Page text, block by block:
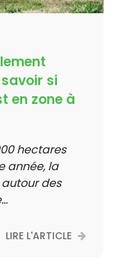
si
en zone à
hectares
année, la
des
LIRE L'ARTICLE